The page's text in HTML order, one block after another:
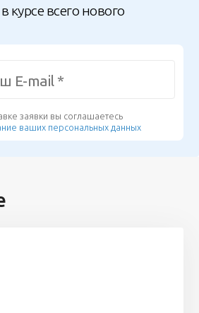
курсе всего нового
заявки вы соглашаетесь
ваших персональных данных